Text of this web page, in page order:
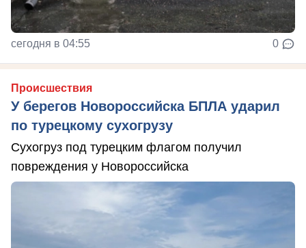
сегодня в 04:55 0
Происшествия
У берегов Новороссийска БПЛА ударил
по турецкому сухогрузу
Сухогруз под турецким флагом получил
повреждения у Новороссийска